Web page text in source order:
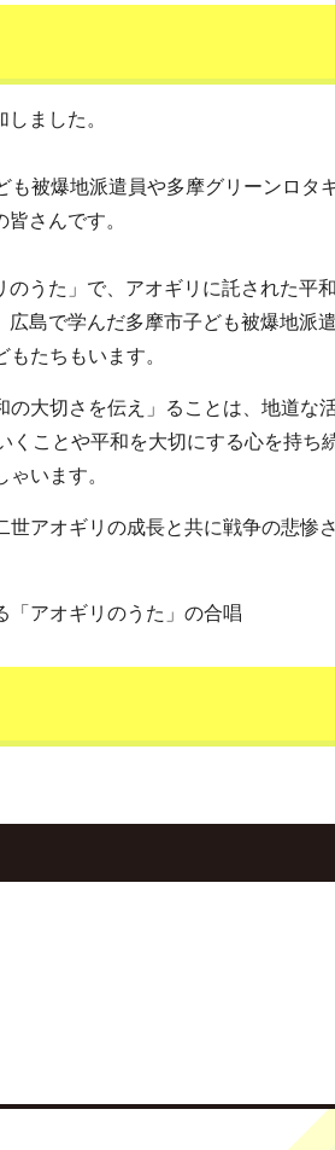
ました。
被爆地派遣員や多摩グリーンロタ
さんです。
うた」で、アオギリに託された平
島で学んだ多摩市子ども被爆地派
たちもいます。
大切さを伝え」ることは、地道な
ことや平和を大切にする心を持ち
います。
アオギリの成長と共に戦争の悲惨
「アオギリのうた」の合唱